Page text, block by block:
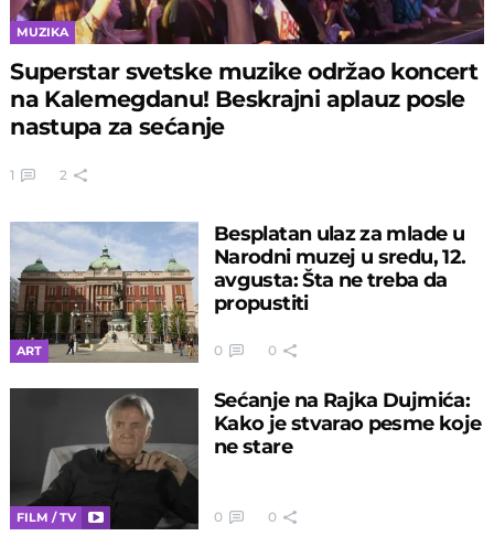
MUZIKA
Superstar svetske muzike održao koncert
na Kalemegdanu! Beskrajni aplauz posle
nastupa za sećanje
1 2
ART
Besplatan ulaz za mlade u
Narodni muzej u sredu, 12.
avgusta: Šta ne treba da
propustiti
0 0
FILM / TV
Sećanje na Rajka Dujmića:
Kako je stvarao pesme koje
ne stare
0 0